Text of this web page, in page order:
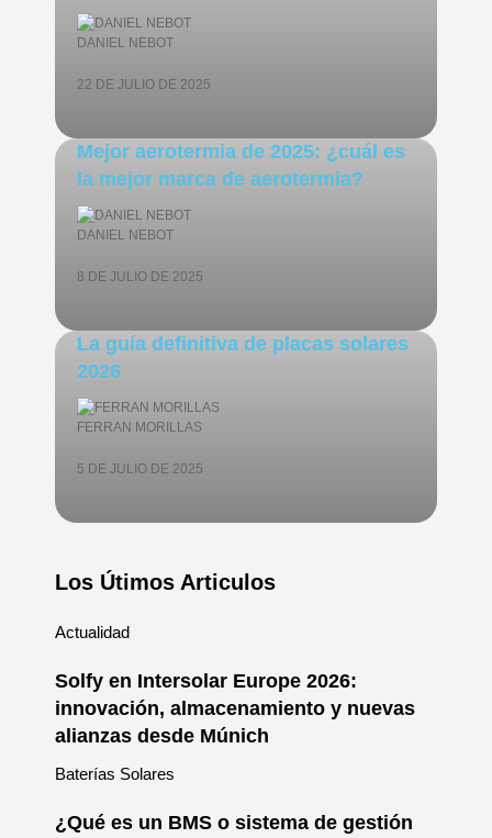
DANIEL NEBOT
22 DE JULIO DE 2025
Mejor aerotermia de 2025: ¿cuál es
la mejor marca de aerotermia?
DANIEL NEBOT
8 DE JULIO DE 2025
La guía definitiva de placas solares
2026
FERRAN MORILLAS
5 DE JULIO DE 2025
Los Útimos Articulos
Actualidad
Solfy en Intersolar Europe 2026:
innovación, almacenamiento y nuevas
alianzas desde Múnich
Baterías Solares
¿Qué es un BMS o sistema de gestión